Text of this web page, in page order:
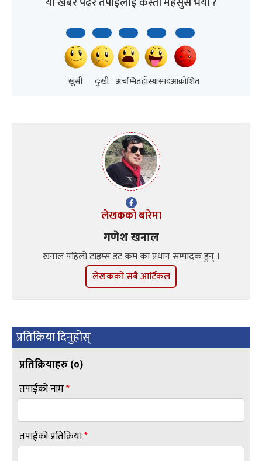
खुसी दुःखी अचम्मितहाँस्यास्पदआक्रोशित
लेखकको बारेमा
गणेश खनाल
खनाल पहिलो टाइम्स डट कम का प्रधान सम्पादक हुन् ।
लेखकको सबै आर्टिकल
प्रतिक्रिया दिनुहोस्
प्रतिक्रियाहरु (०)
तपाईंको नाम*
तपाईंको प्रतिक्रिया*